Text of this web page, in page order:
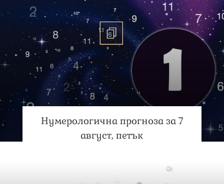
Нумерологична прогноза за 7
август, петък